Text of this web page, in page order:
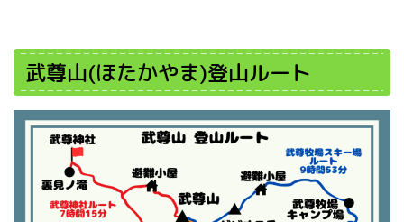
武尊山(ほたかやま)登山ルート